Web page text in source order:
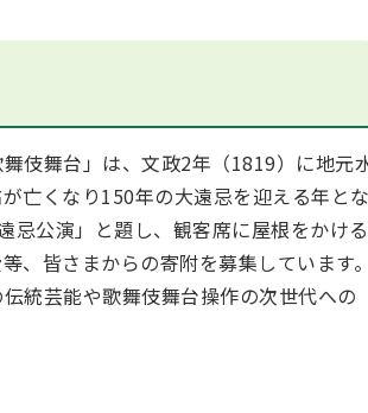
伎舞台」は、文政2年（1819）に地元
亡くなり150年の大遠忌を迎える年と
忌公演」と題し、観客席に屋根をかける
、皆さまからの寄附を募集しています
統芸能や歌舞伎舞台操作の次世代への